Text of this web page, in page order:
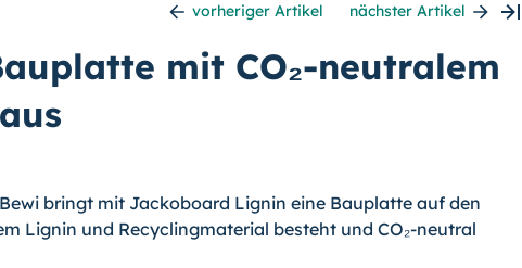
vorheriger Artikel nächster Artikel
mit CO₂-neutralem
bringt mit Jackoboard Lignin eine Bauplatte auf den
Lignin und Recyclingmaterial besteht und CO₂-neutral